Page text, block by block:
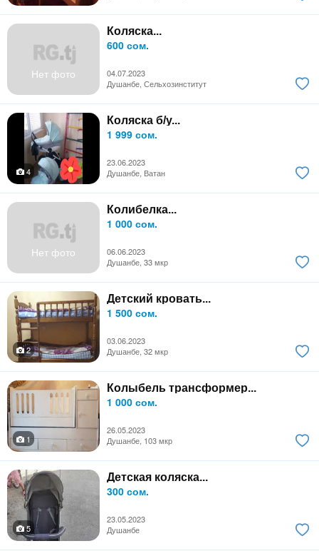
Нет фото
Коляска...
600 сом.
04.07.2023
Душанбе, Сельхозинститут
Коляска б/у...
1 999 сом.
23.06.2023
4
Душанбе, Ватан
Нет фото
Колибелка...
1 000 сом.
06.06.2023
Душанбе, 33 мкр
Детский кровать...
1 500 сом.
03.06.2023
2
Душанбе, 32 мкр
Колыбель трансформер...
1 000 сом.
26.05.2023
1
Душанбе, 103 мкр
Детская коляска...
300 сом.
23.05.2023
5
Душанбе